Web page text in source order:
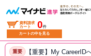
資料請求
カート
0件
カートの中を見る
重要 【重要】My CareerID